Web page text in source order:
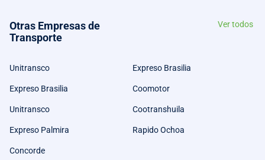
Otras Empresas de
Transporte
Ver todos
Unitransco Expreso Brasilia
Expreso Brasilia Coomotor
Unitransco Cootranshuila
Expreso Palmira Rapido Ochoa
Concorde